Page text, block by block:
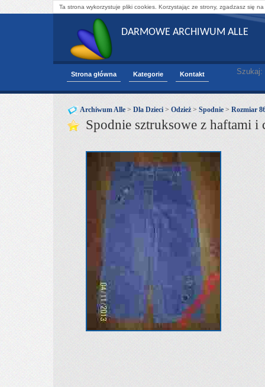
Ta strona wykorzystuje pliki cookies. Korzystając ze strony, zgadzasz się
DARMOWE ARCHIWUM ALLE
Strona główna Kategorie Kontakt Szukaj:
Archiwum Alle > Dla Dzieci > Odzież > Spodnie > Rozmiar
Spodnie sztruksowe z haftami i